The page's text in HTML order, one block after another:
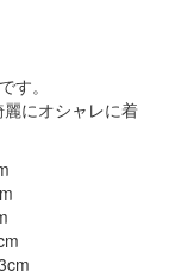
す。
にオシャレに着